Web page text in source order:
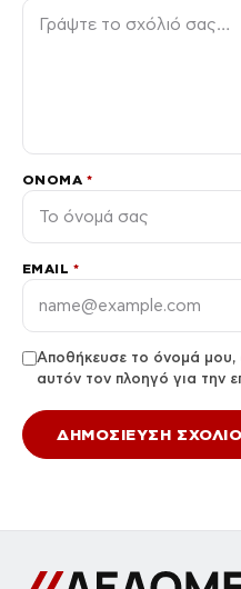
ΌΝΟΜΑ *
EMAIL *
Αποθήκευσε το όνομά μου,
αυτόν τον πλοηγό για την